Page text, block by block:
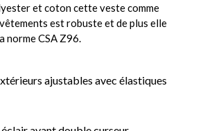
et coton cette veste comme
est robuste et de plus elle
norme CSA Z96.
ajustables avec élastiques